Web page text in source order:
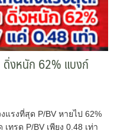
ดิ่งหนัก 62% แบงก์
แรงที่สุด P/BV หายไป 62%
รด P/BV เพียง 0.48 เท่า